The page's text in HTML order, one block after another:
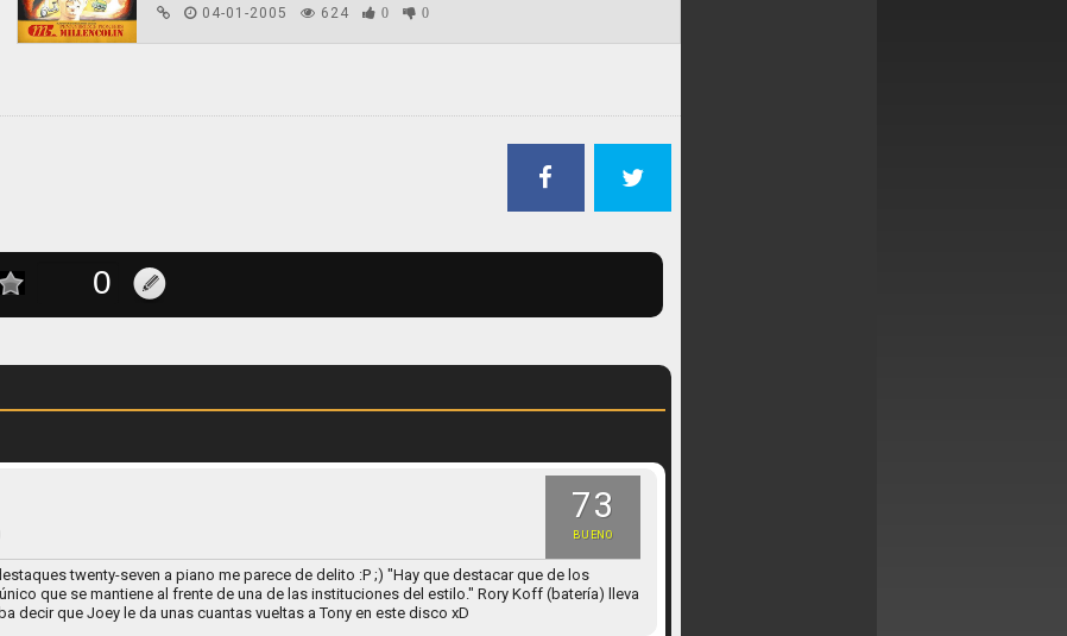
04-01-2005
624 0 0
73
BUENO
twenty-seven a piano me parece de delito :P ;) "Hay que destacar que de los
que se mantiene al frente de una de las instituciones del estilo." Rory Koff (batería) lleva
decir que Joey le da unas cuantas vueltas a Tony en este disco xD